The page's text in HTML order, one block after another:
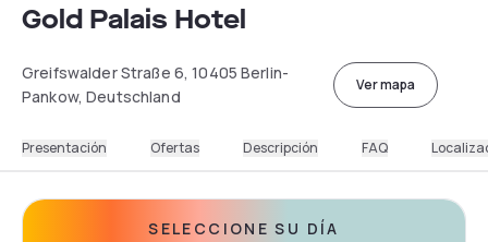
Gold Palais Hotel
Greifswalder Straße 6, 10405 Berlin-
Pankow, Deutschland
Ver mapa
Presentación Ofertas Descripción FAQ
SELECCIONE SU DÍA